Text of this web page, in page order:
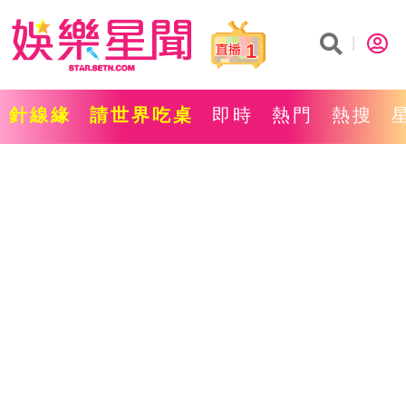
1
針線緣 請世界吃桌 即時 熱門 熱搜